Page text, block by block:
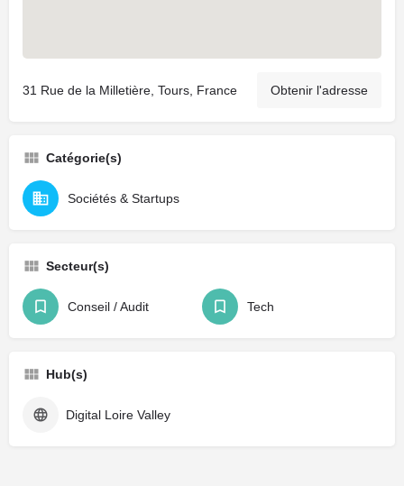
31 Rue de la Milletière, Tours, France Obtenir l'adresse
Catégorie(s)
Sociétés & Startups
Secteur(s)
Conseil / Audit Tech
Hub(s)
Digital Loire Valley